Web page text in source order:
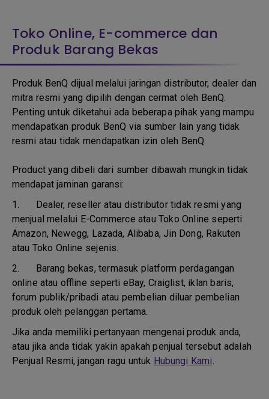
Toko Online, E-commerce dan
Produk Barang Bekas
Produk BenQ dijual melalui jaringan distributor, dealer dan
mitra resmi yang dipilih dengan cermat oleh BenQ.
Penting untuk diketahui ada beberapa pihak yang mampu
mendapatkan produk BenQ via sumber lain yang tidak
resmi atau tidak mendapatkan izin oleh BenQ.
Product yang dibeli dari sumber dibawah mungkin tidak
mendapat jaminan garansi:
1. Dealer, reseller atau distributor tidak resmi yang
menjual melalui E-Commerce atau Toko Online seperti
Amazon, Newegg, Lazada, Alibaba, Jin Dong, Rakuten
atau Toko Online sejenis.
2. Barang bekas, termasuk platform perdagangan
online atau offline seperti eBay, Craiglist, iklan baris,
forum publik/pribadi atau pembelian diluar pembelian
produk oleh pelanggan pertama.
Jika anda memiliki pertanyaan mengenai produk anda,
atau jika anda tidak yakin apakah penjual tersebut adalah
Penjual Resmi, jangan ragu untuk Hubungi Kami.